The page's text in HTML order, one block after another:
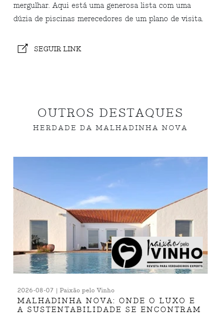
mergulhar. Aqui está uma generosa lista com uma
dúzia de piscinas merecedores de um plano de visita.
SEGUIR LINK
OUTROS DESTAQUES
HERDADE DA MALHADINHA NOVA
2026-08-07 | Paixão pelo Vinho
MALHADINHA NOVA: ONDE O LUXO E
A SUSTENTABILIDADE SE ENCONTRAM